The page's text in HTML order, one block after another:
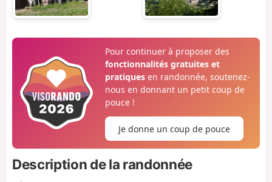
Pour continuer à proposer des
fonctionnalités gratuites et
pratiquesen randonnée, soutenez-
nous en donnant un petit coup de
pouce !
Je donne un coup de pouce
Description de la randonnée